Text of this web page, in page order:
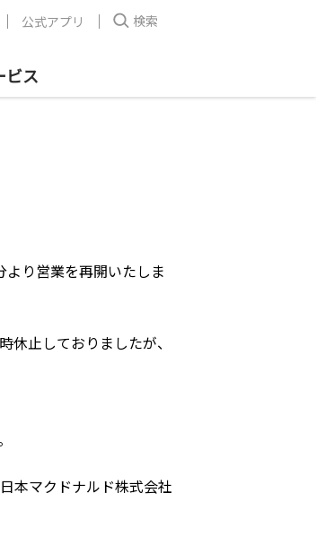
ビス
公式アプリ 検索
り営業を再開いたしま
止しておりましたが、
日本マクドナルド株式会社